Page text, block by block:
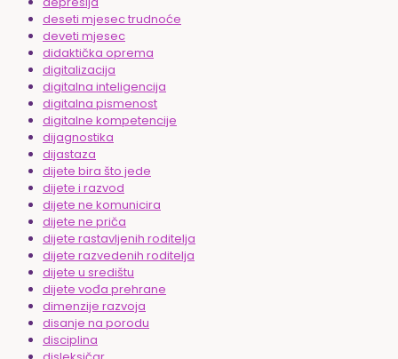
deseti mjesec trudnoće
deveti mjesec
didaktička oprema
digitalizacija
digitalna inteligencija
digitalna pismenost
digitalne kompetencije
dijagnostika
dijastaza
dijete bira što jede
dijete i razvod
dijete ne komunicira
dijete ne priča
dijete rastavljenih roditelja
dijete razvedenih roditelja
dijete u središtu
dijete vođa prehrane
dimenzije razvoja
disanje na porodu
disciplina